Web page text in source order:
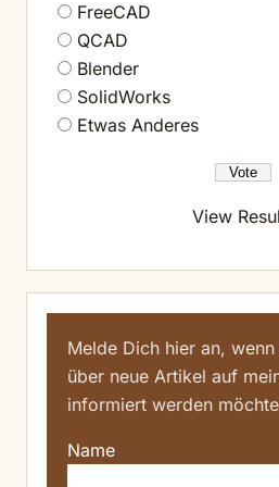
FreeCAD
QCAD
Blender
SolidWorks
Etwas Anderes
View
Melde Dich hier an,
über neue Artikel auf
informiert werden
Name